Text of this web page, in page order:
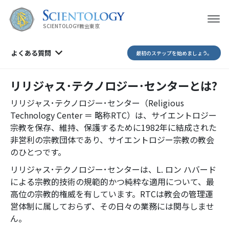
SCIENTOLOGY教会東京
よくある質問 最初のステップを始めましょう。
リリジャス･テクノロジー･センターとは?
リリジャス･テクノロジー･センター（Religious
Technology Center ＝ 略称RTC）は、サイエントロジー
宗教を保存、維持、保護するために1982年に結成された
非営利の宗教団体であり、サイエントロジー宗教の教会
のひとつです。
リリジャス･テクノロジー･センターは、L. ロン ハバード
による宗教的技術の規範的かつ純粋な適用について、最
高位の宗教的権威を有しています。RTCは教会の管理運
営体制に属しておらず、その日々の業務には関与しませ
ん。